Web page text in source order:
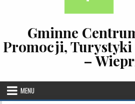
Gminne
Promocji, Turystyki
–
MENU